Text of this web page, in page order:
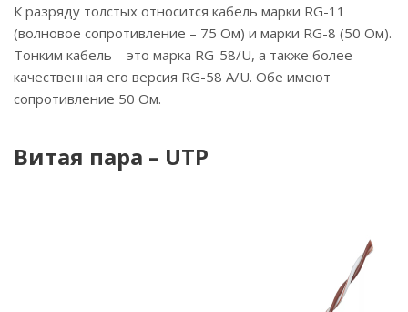
К разряду толстых относится кабель марки RG-11
(волновое сопротивление – 75 Ом) и марки RG-8 (50 Ом).
Тонким кабель – это марка RG-58/U, а также более
качественная его версия RG-58 A/U. Обе имеют
сопротивление 50 Ом.
Витая пара – UTP